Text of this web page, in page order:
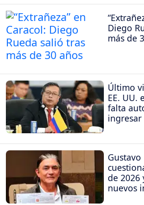
Diego
más de
Último
EE. UU.
falta
ingresar
de 2026
nuevos